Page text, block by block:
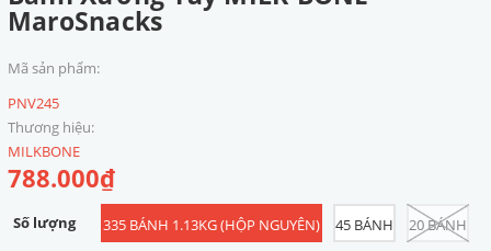
MaroSnacks
Mã sản phẩm:
PNV245
Thương hiệu:
MILKBONE
788.000₫
Số lượng 335 BÁNH 1.13KG (HỘP NGUYÊN) 45 BÁNH 20 BÁNH